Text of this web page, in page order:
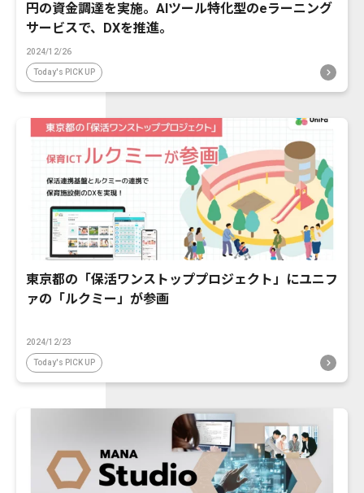
円の資金調達を実施。AIツール特化型のeラーニング
サービスで、DXを推進。
2024/12/26
Today's PICK UP
東京都の「保活ワンストッププロジェクト」にユニフ
ァの「ルクミー」が参画
2024/12/23
Today's PICK UP